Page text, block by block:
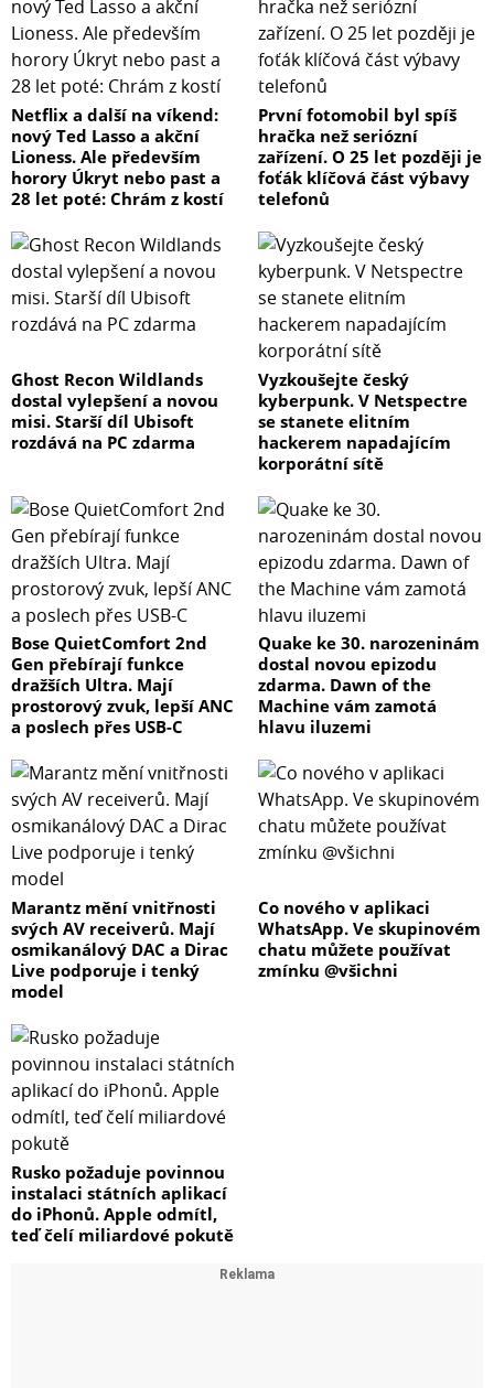
Netflix a další na víkend:
nový Ted Lasso a akční
Lioness. Ale především
horory Úkryt nebo past a
28 let poté: Chrám z kostí
První fotomobil byl spíš
hračka než seriózní
zařízení. O 25 let později je
foťák klíčová část výbavy
telefonů
Ghost Recon Wildlands
dostal vylepšení a novou
misi. Starší díl Ubisoft
rozdává na PC zdarma
Vyzkoušejte český
kyberpunk. V Netspectre
se stanete elitním
hackerem napadajícím
korporátní sítě
Bose QuietComfort 2nd
Gen přebírají funkce
dražších Ultra. Mají
prostorový zvuk, lepší ANC
a poslech přes USB-C
Quake ke 30. narozeninám
dostal novou epizodu
zdarma. Dawn of the
Machine vám zamotá
hlavu iluzemi
Marantz mění vnitřnosti
svých AV receiverů. Mají
osmikanálový DAC a Dirac
Live podporuje i tenký
model
Co nového v aplikaci
WhatsApp. Ve skupinovém
chatu můžete používat
zmínku @všichni
Rusko požaduje povinnou
instalaci státních aplikací
do iPhonů. Apple odmítl,
teď čelí miliardové pokutě